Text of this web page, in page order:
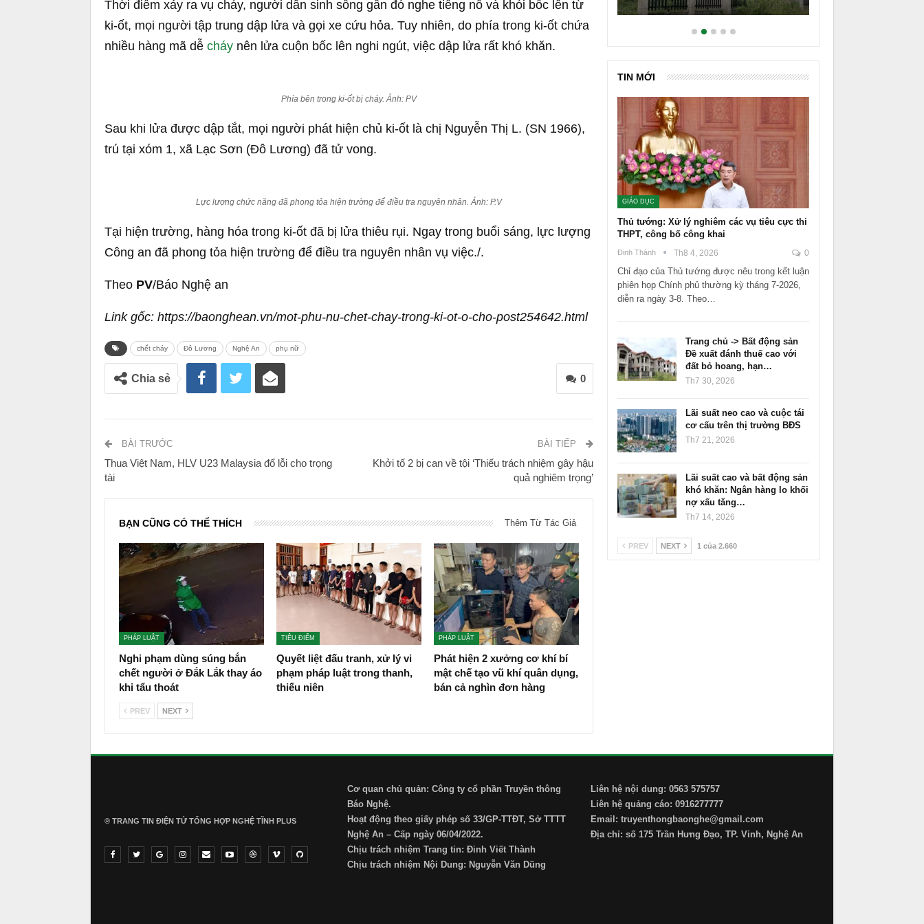
Thời điểm xảy ra vụ cháy, người dân sinh sống gần đó nghe tiếng nổ và khói bốc lên từ
ki-ốt, mọi người tập trung dập lửa và gọi xe cứu hỏa. Tuy nhiên, do phía trong ki-ốt chứa
nhiều hàng mã dễ cháy nên lửa cuộn bốc lên nghi ngút, việc dập lửa rất khó khăn.
Phía bên trong ki-ốt bị cháy. Ảnh: PV
Sau khi lửa được dập tắt, mọi người phát hiện chủ ki-ốt là chị Nguyễn Thị L. (SN 1966),
trú tại xóm 1, xã Lạc Sơn (Đô Lương) đã tử vong.
Lực lượng chức năng đã phong tỏa hiện trường để điều tra nguyên nhân. Ảnh: P.V
Tại hiện trường, hàng hóa trong ki-ốt đã bị lửa thiêu rụi. Ngay trong buổi sáng, lực lượng
Công an đã phong tỏa hiện trường để điều tra nguyên nhân vụ việc./.
Theo PV/Báo Nghệ an
Link gốc: https://baonghean.vn/mot-phu-nu-chet-chay-trong-ki-ot-o-cho-post254642.html
chết cháy Đô Lương Nghệ An phụ nữ
0
Chia sẻ
BÀI TRƯỚC
Thua Việt Nam, HLV U23 Malaysia đổ lỗi cho trọng
tài
BÀI TIẾP
Khởi tố 2 bị can về tội ‘Thiếu trách nhiệm gây hậu
quả nghiêm trọng’
BẠN CŨNG CÓ THỂ THÍCH Thêm Từ Tác Giả
PHÁP LUẬT
Nghi phạm dùng súng bắn
chết người ở Đắk Lắk thay áo
khi tẩu thoát
TIÊU ĐIỂM
Quyết liệt đấu tranh, xử lý vi
phạm pháp luật trong thanh,
thiếu niên
PHÁP LUẬT
Phát hiện 2 xưởng cơ khí bí
mật chế tạo vũ khí quân dụng,
bán cả nghìn đơn hàng
PREV NEXT
TIN MỚI
GIÁO DỤC
Thủ tướng: Xử lý nghiêm các vụ tiêu cực thi
THPT, công bố công khai
Đinh Thành Th8 4, 2026 0
Chỉ đạo của Thủ tướng được nêu trong kết luận
phiên họp Chính phủ thường kỳ tháng 7-2026,
diễn ra ngày 3-8. Theo…
Trang chủ -> Bất động sản
Đề xuất đánh thuế cao với
đất bỏ hoang, hạn…
Th7 30, 2026
Lãi suất neo cao và cuộc tái
cơ cấu trên thị trường BĐS
Th7 21, 2026
Lãi suất cao và bất động sản
khó khăn: Ngân hàng lo khối
nợ xấu tăng…
Th7 14, 2026
PREV NEXT 1 của 2.660
® TRANG TIN ĐIỆN TỬ ТỔNG HỢP NGHỆ TĨNH PLUS
Cơ quan chủ quản: Công ty cổ phần Truyền thông
Báo Nghệ.
Hoạt động theo giấy phép số 33/GP-TTĐT, Sở TTTT
Nghệ An – Cấp ngày 06/04/2022.
Chịu trách nhiệm Trang tin: Đinh Viết Thành
Chịu trách nhiệm Nội Dung: Nguyễn Văn Dũng
Liên hệ nội dung: 0563 575757
Liên hệ quảng cáo: 0916277777
Email: truyenthongbaonghe@gmail.com
Địa chỉ: số 175 Trần Hưng Đạo, TP. Vinh, Nghệ An